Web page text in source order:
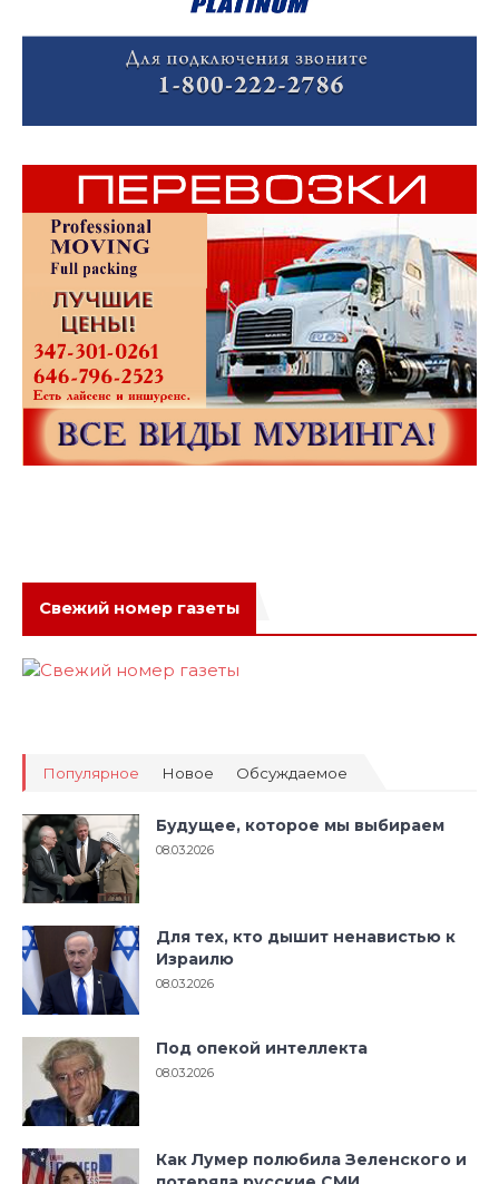
Свежий номер газеты
Популярное Новое Обсуждаемое
Будущее, которое мы выбираем
08.03.2026
Для тех, кто дышит ненавистью к
Израилю
08.03.2026
Под опекой интеллекта
08.03.2026
Как Лумер полюбила Зеленского и